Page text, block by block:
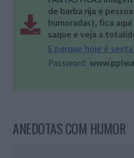
de barba rija e
humoradas), fica
saque e veja a
E porque hoje é
Password:
ANEDOTAS COM HUMOR